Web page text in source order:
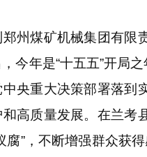
煤矿机械集团有限责
今年是“十五五”开局
中央重大决策部署落到
高质量发展。在兰考
腐”，不断增强群众获